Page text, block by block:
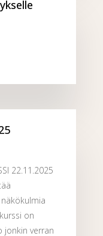
22.11.2025
on
jonkin verran